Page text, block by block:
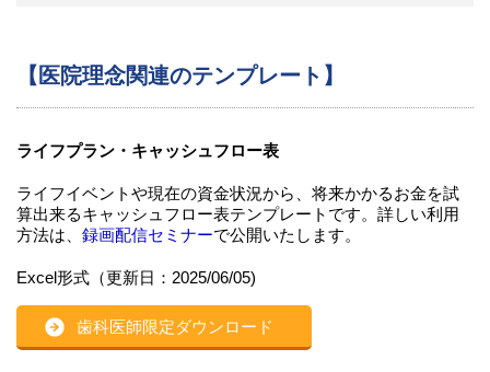
【医院理念関連のテンプレート】
ライフプラン・キャッシュフロー表
ライフイベントや現在の資金状況から、将来かかるお金を試
算出来るキャッシュフロー表テンプレートです。詳しい利用
方法は、 録画配信セミナーで公開いたします。
Excel形式（更新日：2025/06/05)
歯科医師限定ダウンロード